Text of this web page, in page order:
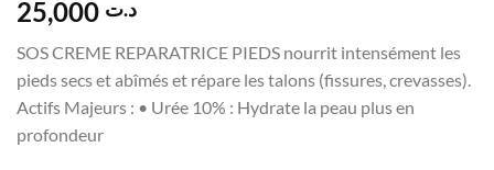
د.ت
SOS CREME REPARATRICE PIEDS nourrit intensément les
pieds secs et abîmés et répare les talons (fissures, crevasses).
Actifs Majeurs : • Urée 10% : Hydrate la peau plus en
profondeur